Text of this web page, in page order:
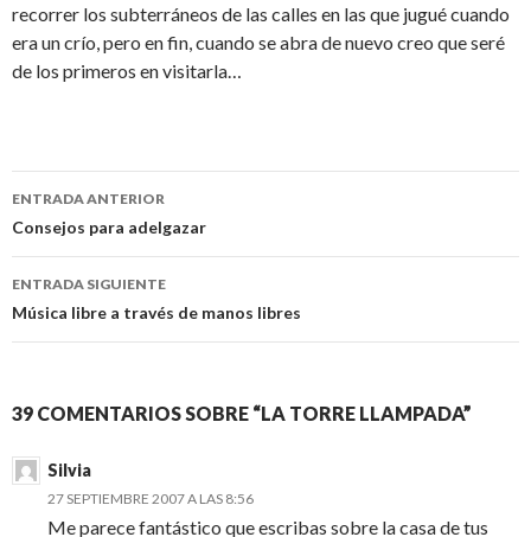
recorrer los subterráneos de las calles en las que jugué cuando
era un crío, pero en fin, cuando se abra de nuevo creo que seré
de los primeros en visitarla…
Navegación
de
entradas
ENTRADA ANTERIOR
Consejos para adelgazar
ENTRADA SIGUIENTE
Música libre a través de manos libres
39 COMENTARIOS SOBRE “LA TORRE LLAMPADA”
Silvia
27 SEPTIEMBRE 2007 A LAS 8:56
Me parece fantástico que escribas sobre la casa de tus